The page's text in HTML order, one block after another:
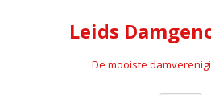
Leids
De mooiste